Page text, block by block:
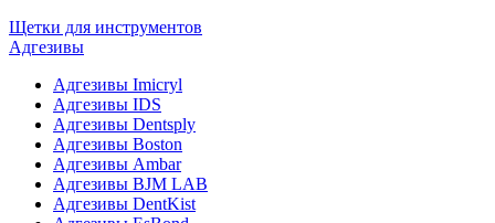
Щетки для инструментов
Адгезивы
Адгезивы Imicryl
Адгезивы IDS
Адгезивы Dentsply
Адгезивы Boston
Адгезивы Ambar
Адгезивы BJM LAB
Адгезивы DentKist